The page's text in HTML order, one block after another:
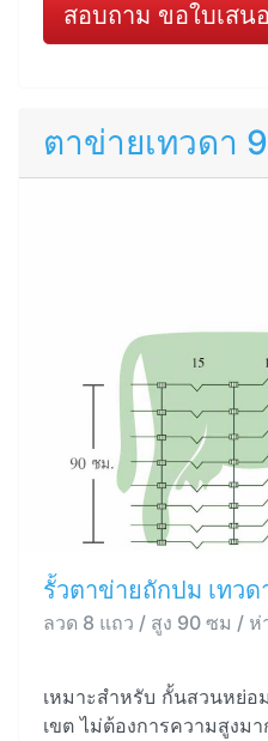
สอบถาม ขอใบเสน
ตาข่ายเทวดา
รั้วตาข่ายถักปม เทว
ลวด 8 แถว / สูง 90 ซม / ห่
เหมาะสำหรับ กั้นสวนหย่อ
เขต ไม่ต้องการความสูงมา